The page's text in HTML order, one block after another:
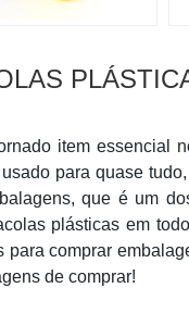
item essencial
para quase
que é um
plásticas em
comprar
de comprar!